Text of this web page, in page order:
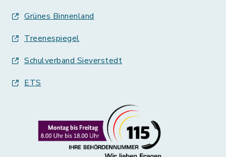
Grünes Binnenland
Treenespiegel
Schulverband Sieverstedt
ETS